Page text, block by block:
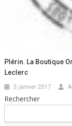
Plérin. La Boutique
Leclerc
5 janvier 2017
Rechercher